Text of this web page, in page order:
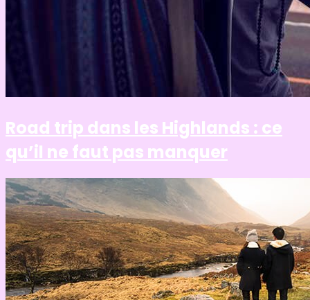
Road trip dans les Highlands : ce
qu’il ne faut pas manquer